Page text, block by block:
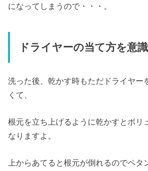
になってしまうので・・・。
ドライヤーの当て方を意
洗った後、乾かす時もただドライヤー
くて、
根元を立ち上げるように乾かすとボリ
なりますよ。
上からあてると根元が倒れるのでペタ